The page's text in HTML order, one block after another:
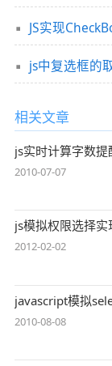
JS实现
js中复选框的
相关文章
js实时计算字数
2010-07-07
js模拟权限选择
2012-02-02
javascript模拟
2010-08-08